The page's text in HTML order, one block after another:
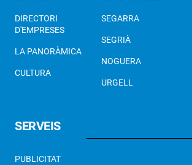
DIRECTORI
D'EMPRESES
LA PANORÀMICA
CULTURA
SEGARRA
SEGRIÀ
NOGUERA
URGELL
SERVEIS
PUBLICITAT